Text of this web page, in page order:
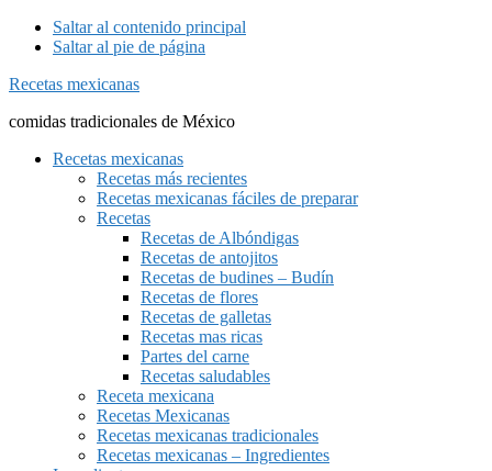
Saltar al contenido principal
Saltar al pie de página
Recetas mexicanas
comidas tradicionales de México
Recetas mexicanas
Recetas más recientes
Recetas mexicanas fáciles de preparar
Recetas
Recetas de Albóndigas
Recetas de antojitos
Recetas de budines – Budín
Recetas de flores
Recetas de galletas
Recetas mas ricas
Partes del carne
Recetas saludables
Receta mexicana
Recetas Mexicanas
Recetas mexicanas tradicionales
Recetas mexicanas – Ingredientes